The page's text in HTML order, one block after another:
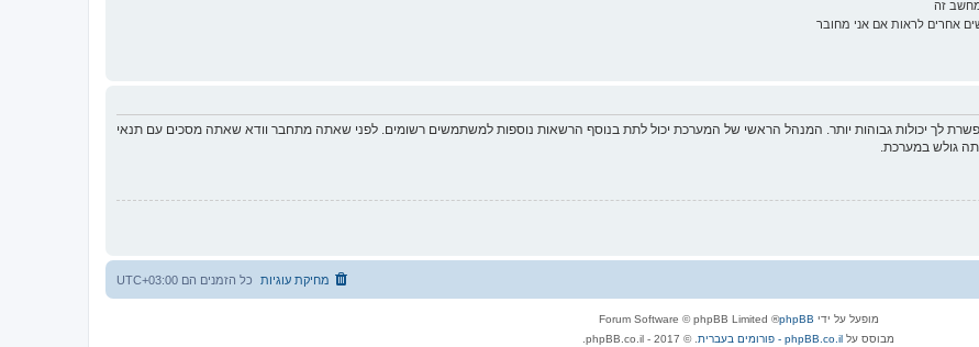
זה
אחרים לראות אם אני מחובר
לך יכולות גבוהות יותר. המנהל הראשי של המערכת יכול לתת בנוסף הרשאות נוספות למשתמשים רשומים. לפני שאתה מתחבר וודא שאתה מסכים עם תנאי
גולש במערכת.
כל הזמנים הם UTC+03:00 מחיקת עוגיות
מופעל על ידי phpBB
® Forum Software © phpBB Limited
מבוסס על phpBB.co.il - פורומים בעברית
. © 2017 - phpBB.co.il.